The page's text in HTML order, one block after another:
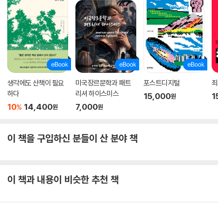
생각에도 산책이 필요
하다
10% 14,400원
미국장르문학과 패트
리셔 하이스미스
7,000원
포스트디지털
15,000원
이 책을 구입하신 분들이 산 분야 책
이 책과 내용이 비슷한 추천 책